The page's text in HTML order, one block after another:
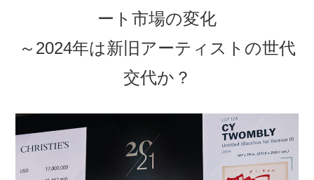
ート市場の変化
～2024年は新旧アーティストの世代
交代か？